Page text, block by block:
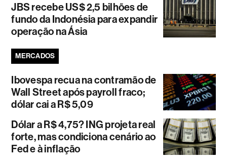
JBS recebe US$ 2,5 bilhões de
fundo da Indonésia para expandir
operação na Ásia
MERCADOS
Ibovespa recua na contramão de
Wall Street após payroll fraco;
dólar cai a R$ 5,09
Dólar a R$ 4,75? ING projeta real
forte, mas condiciona cenário ao
Fed e à inflação